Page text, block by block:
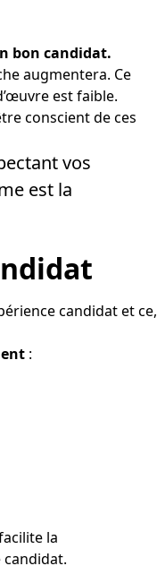
bon candidat.
augmentera. Ce
est faible.
conscient de ces
vos
est la
candidat et ce,
:
la